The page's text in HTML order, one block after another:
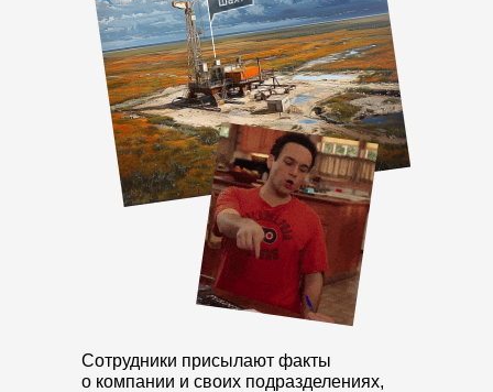
Сотрудники присылают факты
о компании и своих подразделениях,